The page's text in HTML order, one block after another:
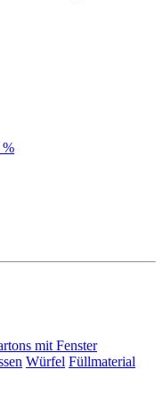
%
mit Fenster
Würfel Füllmaterial